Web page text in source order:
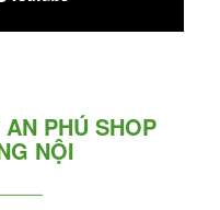
PHÚ SHOP
NỘI